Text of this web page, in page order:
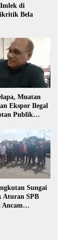
di
Bela
Muatan
Ekspor Ilegal
Publik
Sungai
Aturan SPB